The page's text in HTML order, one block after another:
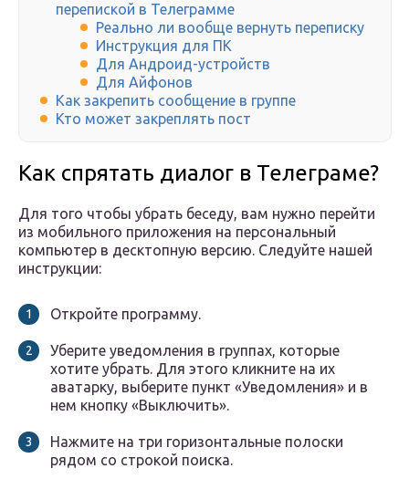
перепиской в Телеграмме
Реально ли вообще вернуть переписку
Инструкция для ПК
Для Андроид-устройств
Для Айфонов
Как закрепить сообщение в группе
Кто может закреплять пост
Как спрятать диалог в Телеграме?
Для того чтобы убрать беседу, вам нужно перейти
из мобильного приложения на персональный
компьютер в десктопную версию. Следуйте нашей
инструкции:
Откройте программу.
Уберите уведомления в группах, которые
хотите убрать. Для этого кликните на их
аватарку, выберите пункт «Уведомления» и в
нем кнопку «Выключить».
Нажмите на три горизонтальные полоски
рядом со строкой поиска.